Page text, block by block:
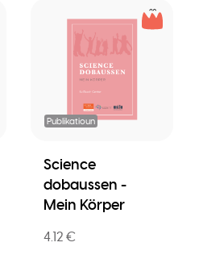
Publikatioun
Science
dobaussen -
Mein Körper
4.12 €